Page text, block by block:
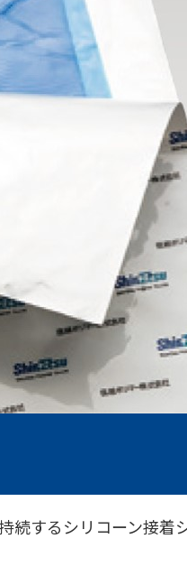
続するシリコーン接着